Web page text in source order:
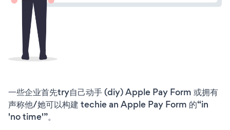
一些企业首先try自己动手 (diy) Apple Pay Form 或拥有
声称他/她可以构建 techie an Apple Pay Form 的“in
'no time'”。